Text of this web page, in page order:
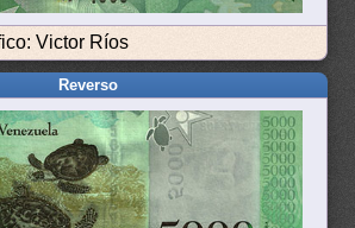
Victor Ríos
Reverso